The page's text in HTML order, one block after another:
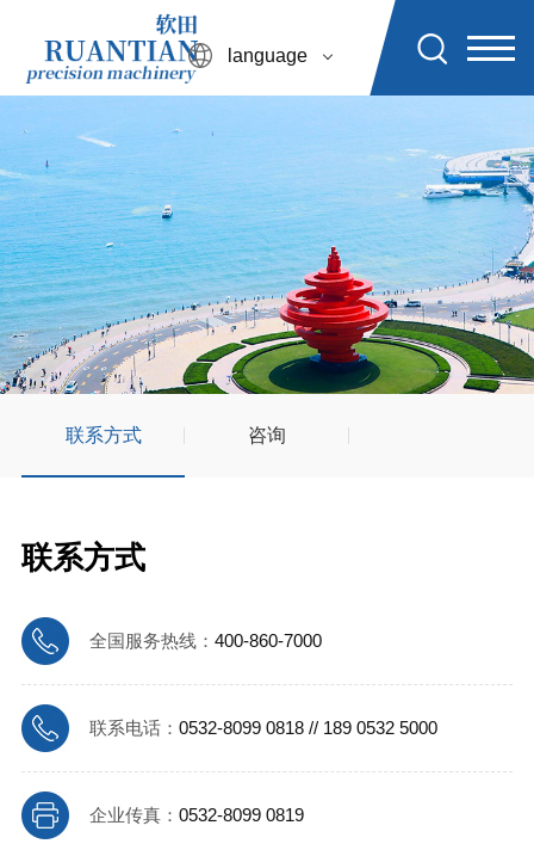
language
联系方式 咨询
联系方式
全国服务热线： 400-860-7000
联系电话： 0532-8099 0818 // 189 0532 5000
企业传真： 0532-8099 0819